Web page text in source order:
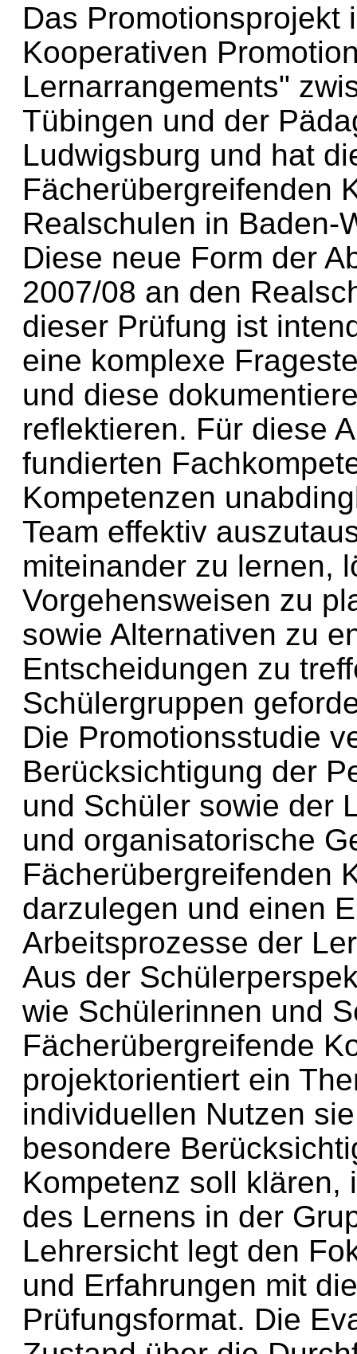
Das Promotionsprojekt
Kooperativen
Lernarrangements"
Tübingen und der
Ludwigsburg und hat
Fächerübergreifenden
Realschulen in Baden-
Diese neue Form der
2007/08 an den
dieser Prüfung ist
eine komplexe
und diese
reflektieren. Für diese
fundierten
Kompetenzen
Team effektiv
miteinander zu lernen,
Vorgehensweisen zu
sowie Alternativen zu
Entscheidungen zu
Schülergruppen
Die Promotionsstudie
Berücksichtigung der
und Schüler sowie der
und organisatorische
Fächerübergreifenden
darzulegen und einen
Arbeitsprozesse der
Aus der
wie Schülerinnen und
Fächerübergreifende
projektorientiert ein
individuellen Nutzen
besondere
Kompetenz soll klären,
des Lernens in der
Lehrersicht legt den
und Erfahrungen mit
Prüfungsformat. Die